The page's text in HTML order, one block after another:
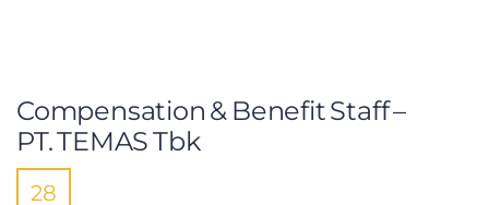
Compensation & Benefit Staff –
PT. TEMAS Tbk
28